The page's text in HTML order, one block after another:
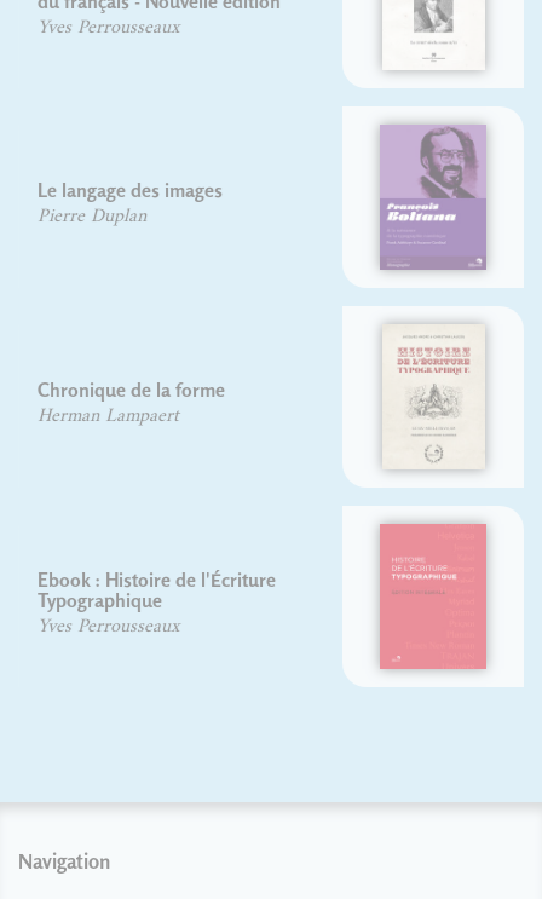
typographique : Le XIXe siècle
français
typographique - Intégrale
numérique
Yves Perrousseaux
Navigation